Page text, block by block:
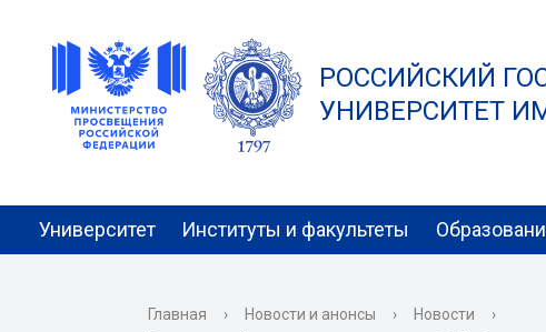
РОССИЙСКИЙ
УНИВЕРСИТЕТ
Университет Институты и факультеты
Главная › Новости и анонсы › Новости
›